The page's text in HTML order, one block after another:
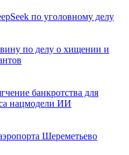
по уголовному делу
по делу о хищении и
банкротства для
нацмодели ИИ
Шереметьево